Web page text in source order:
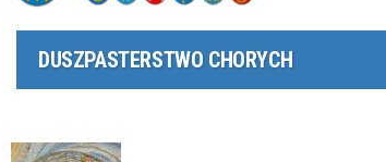
DUSZPASTERSTWO CHORYCH